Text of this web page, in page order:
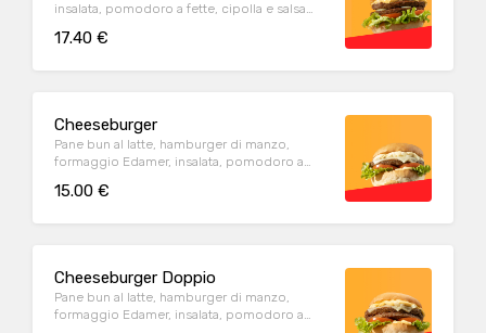
insalata, pomodoro a fette, cipolla e salsa
17.40 €
Cheeseburger
Pane bun al latte, hamburger di manzo,
formaggio Edamer, insalata, pomodoro a
di patate fritte
15.00 €
Cheeseburger Doppio
Pane bun al latte, hamburger di manzo,
formaggio Edamer, insalata, pomodoro a